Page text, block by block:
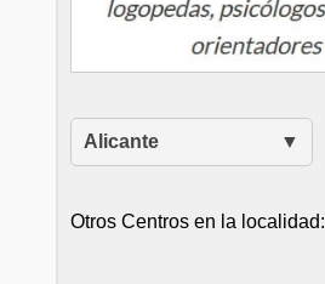
Alicante
Otros Centros en la localidad: